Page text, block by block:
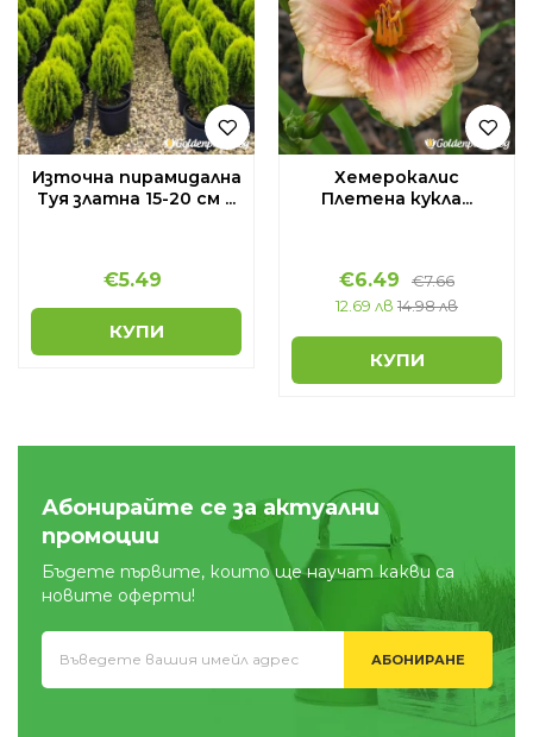
Източна пирамидална
Туя златна 15-20 см ...
€5.49
КУПИ
Хемерокалис
Плетена кукла...
€6.49 €7.66
12.69 лв 14.98 лв
КУПИ
Абонирайте се за актуални
промоции
Бъдете първите, които ще научат какви са
новите оферти!
АБОНИРАНЕ